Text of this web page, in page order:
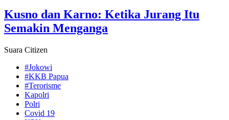
Kusno dan Karno: Ketika Jurang Itu
Semakin Menganga
Suara Citizen
#Jokowi
#KKB Papua
#Terorisme
Kapolri
Polri
Covid 19